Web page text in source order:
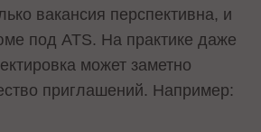
вакансия перспективна, и
под ATS. На практике даже
может заметно
приглашений. Например: